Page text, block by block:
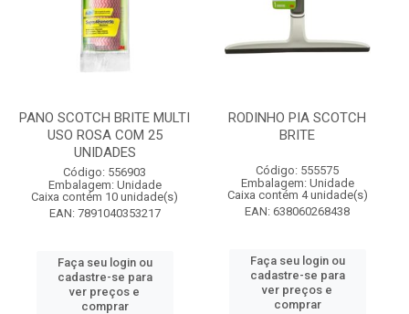
PANO SCOTCH BRITE MULTI
USO ROSA COM 25
UNIDADES
Código: 556903
Embalagem: Unidade
Caixa contém 10 unidade(s)
EAN: 7891040353217
Faça seu login ou
cadastre-se para
ver preços e
comprar
RODINHO PIA SCOTCH
BRITE
Código: 555575
Embalagem: Unidade
Caixa contém 4 unidade(s)
EAN: 638060268438
Faça seu login ou
cadastre-se para
ver preços e
comprar